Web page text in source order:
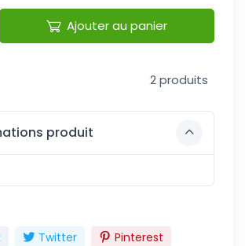
Ajouter au panier
2 produits
produit
Twitter Pinterest